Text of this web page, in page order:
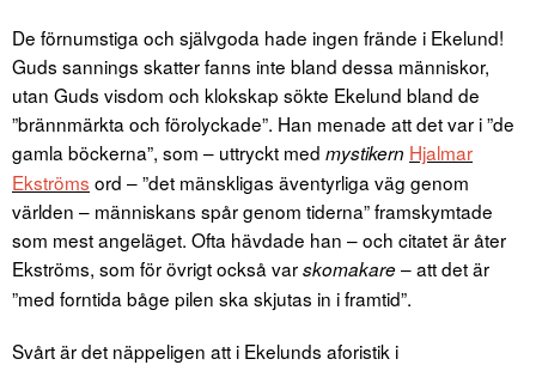
De förnumstiga och självgoda hade ingen frände i Ekelund!
Guds sannings skatter fanns inte bland dessa människor,
utan Guds visdom och klokskap sökte Ekelund bland de
”brännmärkta och förolyckade”. Han menade att det var i ”de
gamla böckerna”, som – uttryckt med mystikern Hjalmar
Ekströms ord – ”det mänskligas äventyrliga väg genom
världen – människans spår genom tiderna” framskymtade
som mest angeläget. Ofta hävdade han – och citatet är åter
Ekströms, som för övrigt också varskomakare– att det är
”med forntida båge pilen ska skjutas in i framtid”.
Svårt är det näppeligen att i Ekelunds aforistik i